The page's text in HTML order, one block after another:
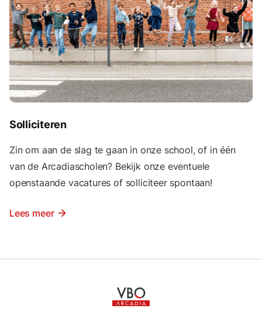
Solliciteren
Zin om aan de slag te gaan in onze school, of in één
van de Arcadiascholen? Bekijk onze eventuele
openstaande vacatures of solliciteer spontaan!
Lees meer arrow_forward